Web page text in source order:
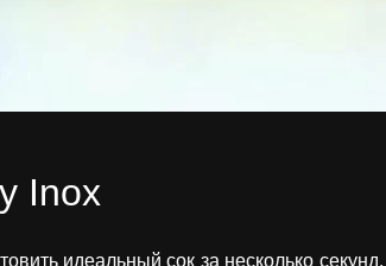
Inox
идеальный сок за несколько